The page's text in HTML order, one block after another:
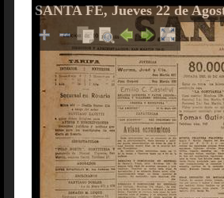
SANTA FE, Jueves 22 de